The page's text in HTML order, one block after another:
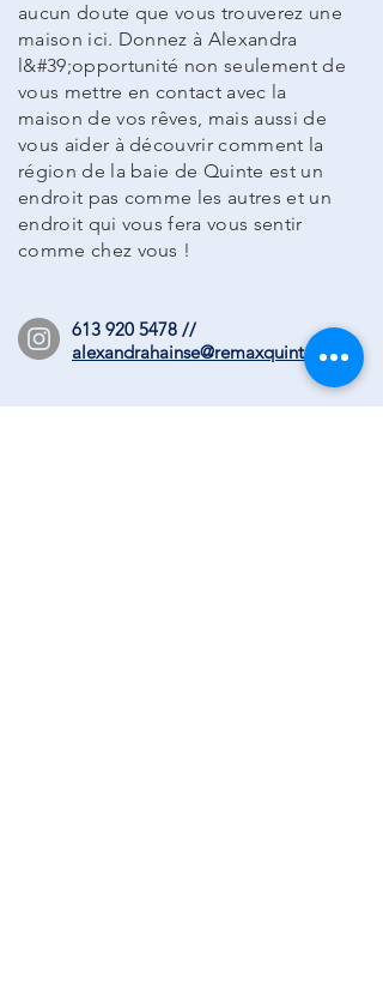
aucun doute que vous trouverez une
maison ici. Donnez à Alexandra
l&#39;opportunité non seulement de
vous mettre en contact avec la
maison de vos rêves, mais aussi de
vous aider à découvrir comment la
région de la baie de Quinte est un
endroit pas comme les autres et un
endroit qui vous fera vous sentir
comme chez vous !
613 920 5478 //
alexandrahainse@remaxquinte.com